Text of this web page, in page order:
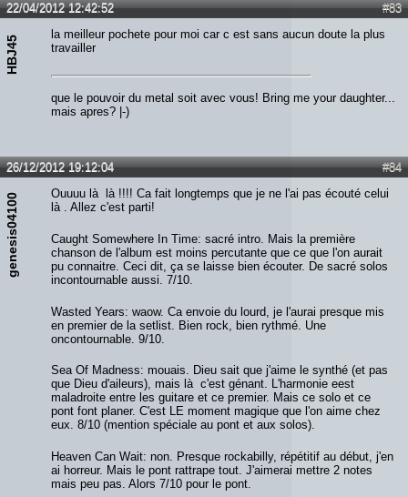
#83
22/04/2012 12:42:52
HBJ45
la meilleur pochete pour moi car c est sans aucun doute la plus
travailler
que le pouvoir du metal soit avec vous! Bring me your daughter...
mais apres? |-)
#84
26/12/2012 19:12:04
genesis04100
Ouuuu là là !!!! Ca fait longtemps que je ne l'ai pas écouté celui
là . Allez c'est parti!
Caught Somewhere In Time: sacré intro. Mais la première
chanson de l'album est moins percutante que ce que l'on aurait
pu connaitre. Ceci dit, ça se laisse bien écouter. De sacré solos
incontournable aussi. 7/10.
Wasted Years: waow. Ca envoie du lourd, je l'aurai presque mis
en premier de la setlist. Bien rock, bien rythmé. Une
oncontournable. 9/10.
Sea Of Madness: mouais. Dieu sait que j'aime le synthé (et pas
que Dieu d'aileurs), mais là c'est génant. L'harmonie eest
maladroite entre les guitare et ce premier. Mais ce solo et ce
pont font planer. C'est LE moment magique que l'on aime chez
eux. 8/10 (mention spéciale au pont et aux solos).
Heaven Can Wait: non. Presque rockabilly, répétitif au début, j'en
ai horreur. Mais le pont rattrape tout. J'aimerai mettre 2 notes
mais peu pas. Alors 7/10 pour le pont.